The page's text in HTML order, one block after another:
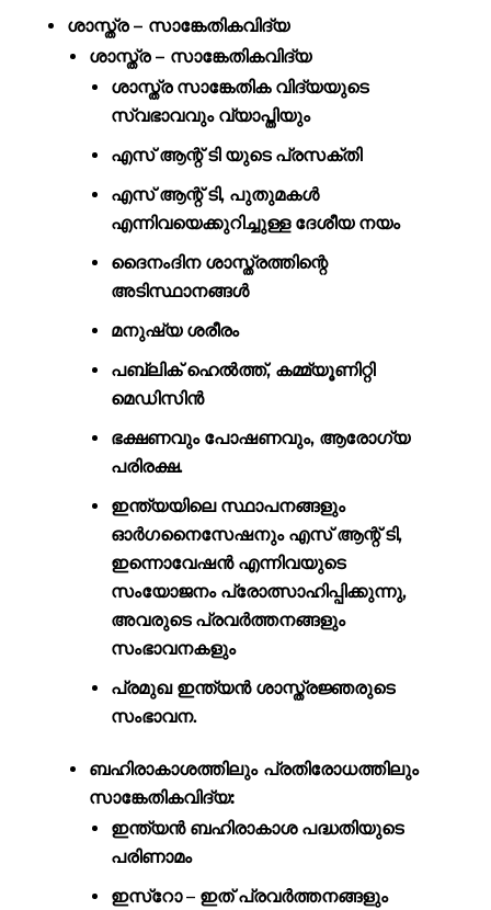
ശാസ്ത്ര – സാങ്കേതികവിദ്യ
ശാസ്ത്ര – സാങ്കേതികവിദ്യ
ശാസ്ത്ര സാങ്കേതിക വിദ്യയുടെ
സ്വഭാവവും വ്യാപ്തിയും
എസ് ആന്റ് ടി യുടെ പ്രസക്തി
എസ് ആന്റ് ടി, പുതുമകൾ
എന്നിവയെക്കുറിച്ചുള്ള ദേശീയ നയം
ദൈനംദിന ശാസ്ത്രത്തിന്റെ
അടിസ്ഥാനങ്ങൾ
മനുഷ്യ ശരീരം
പബ്ലിക് ഹെൽത്ത്, കമ്മ്യൂണിറ്റി
മെഡിസിൻ
ഭക്ഷണവും പോഷണവും, ആരോഗ്യ
പരിരക്ഷ.
ഇന്ത്യയിലെ സ്ഥാപനങ്ങളും
ഓർഗനൈസേഷനും എസ് ആന്റ് ടി,
ഇന്നൊവേഷൻ എന്നിവയുടെ
സംയോജനം പ്രോത്സാഹിപ്പിക്കുന്നു,
അവരുടെ പ്രവർത്തനങ്ങളും
സംഭാവനകളും
പ്രമുഖ ഇന്ത്യൻ ശാസ്ത്രജ്ഞരുടെ
സംഭാവന.
ബഹിരാകാശത്തിലും പ്രതിരോധത്തിലും
സാങ്കേതികവിദ്യ:
ഇന്ത്യൻ ബഹിരാകാശ പദ്ധതിയുടെ
പരിണാമം
ഇസ്‌റോ – ഇത് പ്രവർത്തനങ്ങളും